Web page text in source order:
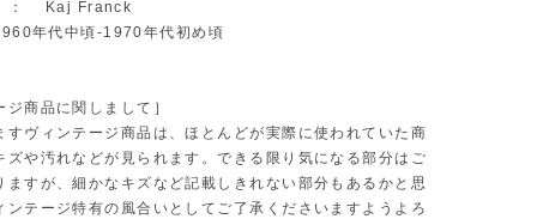
： Kaj Franck
年代中頃-1970年代初め頃
ジ商品に関しまして］
すヴィンテージ商品は、ほとんどが実際に使われていた商
ズや汚れなどが見られます。できる限り気になる部分はご
ますが、細かなキズなど記載しきれない部分もあるかと思
ンテージ特有の風合いとしてご了承くださいますようよろ